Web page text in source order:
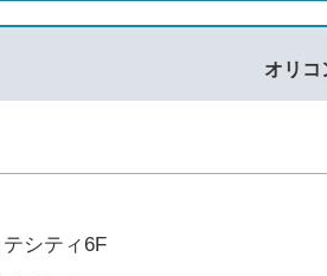
オリコ
シティ6F